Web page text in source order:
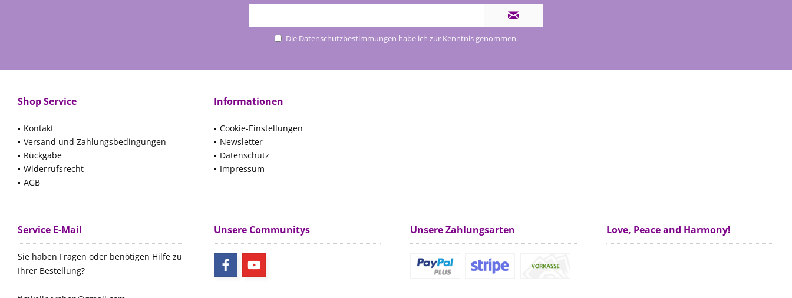
Die Datenschutzbestimmungen habe ich zur Kenntnis genommen.
Shop Service
Kontakt
Versand und Zahlungsbedingungen
Rückgabe
Widerrufsrecht
AGB
Informationen
Cookie-Einstellungen
Newsletter
Datenschutz
Impressum
Service E-Mail
Sie haben Fragen oder benötigen Hilfe zu
Ihrer Bestellung?
Unsere Communitys Unsere Zahlungsarten Love, Peace and Harmony!